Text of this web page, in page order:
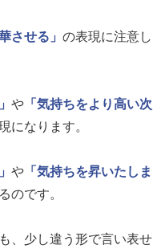
させる」 の表現に注意し
や 「気持ちをより高い次
になります。
や 「気持ちを昇いたしま
のです。
、少し違う形で言い表せ